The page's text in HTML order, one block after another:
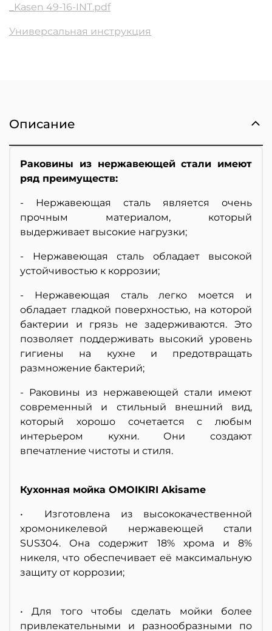
_Kasen 49-16-INT.pdf
Универсальная инструкция
Описание
Раковины из нержавеющей стали имеют
ряд преимуществ:
- Нержавеющая сталь является очень
прочным материалом, который
выдерживает высокие нагрузки;
- Нержавеющая сталь обладает высокой
устойчивостью к коррозии;
- Нержавеющая сталь легко моется и
обладает гладкой поверхностью, на которой
бактерии и грязь не задерживаются. Это
позволяет поддерживать высокий уровень
гигиены на кухне и предотвращать
размножение бактерий;
- Раковины из нержавеющей стали имеют
современный и стильный внешний вид,
который хорошо сочетается с любым
интерьером кухни. Они создают
впечатление чистоты и стиля.
Кухонная мойка OMOIKIRI Akisame
• Изготовлена из высококачественной
хромоникелевой нержавеющей стали
SUS304. Она содержит 18% хрома и 8%
никеля, что обеспечивает её максимальную
защиту от коррозии;
• Для того чтобы сделать мойки более
привлекательными и разнообразными по